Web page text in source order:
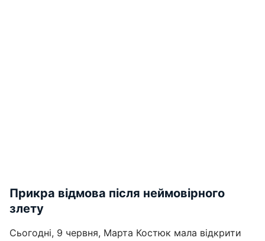
Прикра відмова після неймовірного
злету
Сьогодні, 9 червня, Марта Костюк мала відкрити